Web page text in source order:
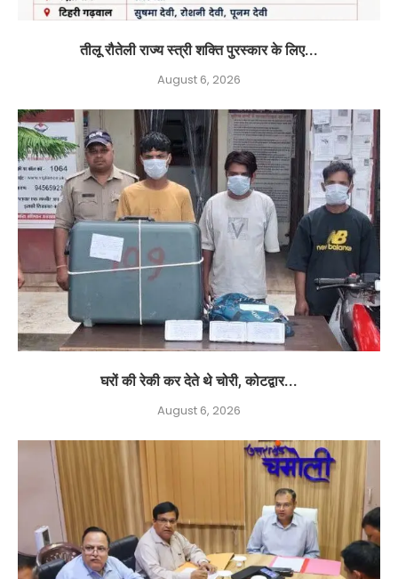
तीलू रौतेली राज्य स्त्री शक्ति पुरस्कार के लिए...
August 6, 2026
घरों की रेकी कर देते थे चोरी, कोटद्वार...
August 6, 2026